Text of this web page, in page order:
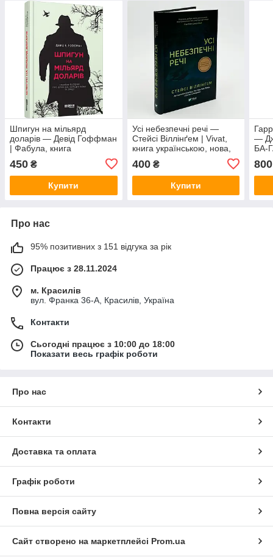
Шпигун на мільярд
доларів — Девід Гоффман
| Фабула, книга
українською, нова, тверда
450 ₴
Купити
Усі небезпечні речі —
Стейсі Віллінґем | Vivat,
книга українською, нова,
400₴
Купити
—
БА-
800
Про нас
95% позитивних з 151 відгука за рік
Працює з 28.11.2024
м. Красилів
вул. Франка 36-А, Красилів, Україна
Контакти
Сьогодні працює з 10:00 до 18:00
Показати весь графік роботи
Про нас
Контакти
Доставка та оплата
Графік роботи
Повна версія сайту
Сайт створено на маркетплейсі Prom.ua